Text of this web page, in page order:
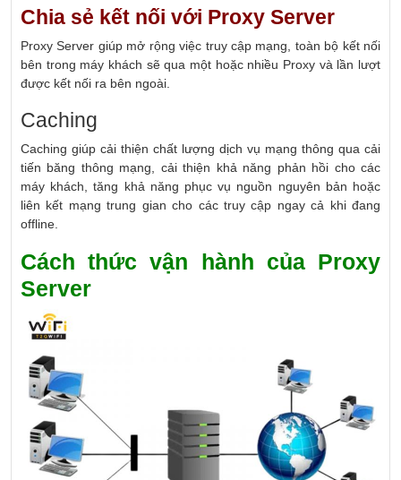
Chia sẻ kết nối với Proxy Server
Proxy Server giúp mở rộng việc truy cập mạng, toàn bộ kết nối
bên trong máy khách sẽ qua một hoặc nhiều Proxy và lần lượt
được kết nối ra bên ngoài.
Caching
Caching giúp cải thiện chất lượng dịch vụ mạng thông qua cải
tiến băng thông mạng, cải thiện khả năng phản hồi cho các
máy khách, tăng khả năng phục vụ nguồn nguyên bản hoặc
liên kết mạng trung gian cho các truy cập ngay cả khi đang
offline.
Cách thức vận hành của Proxy
Server